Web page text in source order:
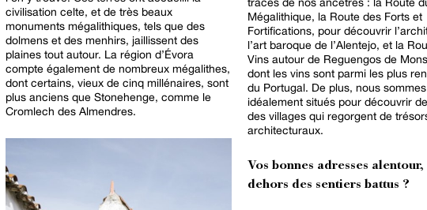
civilisation celte, et de très beaux
monuments mégalithiques, tels que des
dolmens et des menhirs, jaillissent des
plaines tout autour. La région d’Évora
compte également de nombreux mégalithes,
dont certains, vieux de cinq millénaires, sont
plus anciens que Stonehenge, comme le
Cromlech des Almendres.
Mégalithique, la Route des Forts et
Fortifications, pour découvrir
l’art baroque de l’Alentejo, et la
Vins autour de Reguengos de
dont les vins sont parmi les plus
du Portugal. De plus, nous sommes
idéalement situés pour découvrir
des villages qui regorgent de
architecturaux.
Vos bonnes adresses alentour,
dehors des sentiers battus ?